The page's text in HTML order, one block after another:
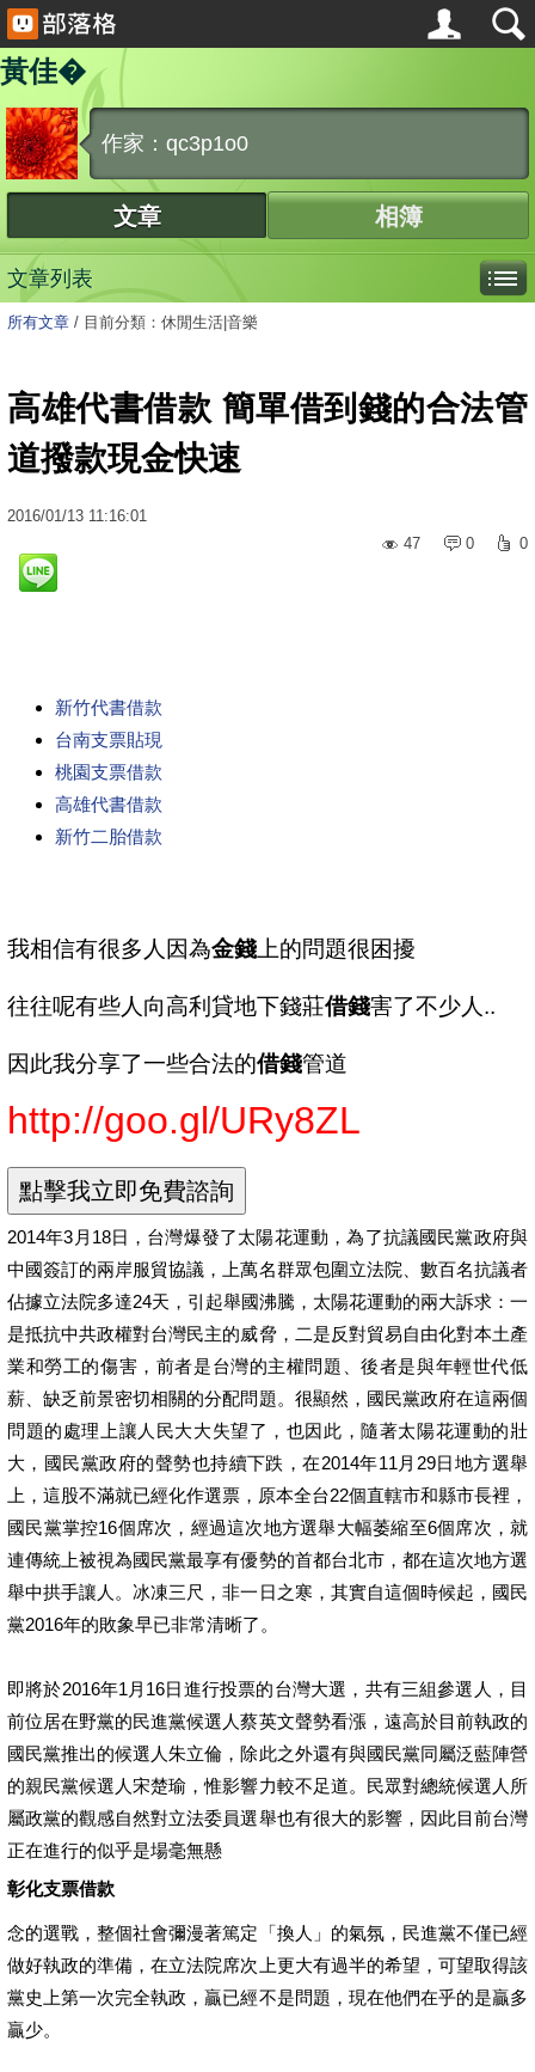
黃佳�
作家：qc3p1o0
文章 相簿
文章列表
所有文章 / 目前分類：休閒生活|音樂
高雄代書借款 簡單借到錢的合法管
道撥款現金快速
2016/01/13 11:16:01
47
0 0
新竹代書借款
台南支票貼現
桃園支票借款
高雄代書借款
新竹二胎借款
我相信有很多人因為金錢 上的問題很困擾
往往呢有些人向高利貸地下錢莊借錢害了不少人..
因此我分享了一些合法的借錢管道
http://goo.gl/URy8ZL
2014年3月18日，台灣爆發了太陽花運動，為了抗議國民黨政府與
中國簽訂的兩岸服貿協議，上萬名群眾包圍立法院、數百名抗議者
佔據立法院多達24天，引起舉國沸騰，太陽花運動的兩大訴求：一
是抵抗中共政權對台灣民主的威脅，二是反對貿易自由化對本土產
業和勞工的傷害，前者是台灣的主權問題、後者是與年輕世代低
薪、缺乏前景密切相關的分配問題。很顯然，國民黨政府在這兩個
問題的處理上讓人民大大失望了，也因此，隨著太陽花運動的壯
大，國民黨政府的聲勢也持續下跌，在2014年11月29日地方選舉
上，這股不滿就已經化作選票，原本全台22個直轄市和縣市長裡，
國民黨掌控16個席次，經過這次地方選舉大幅萎縮至6個席次，就
連傳統上被視為國民黨最享有優勢的首都台北市，都在這次地方選
舉中拱手讓人。冰凍三尺，非一日之寒，其實自這個時候起，國民
黨2016年的敗象早已非常清晰了。
即將於2016年1月16日進行投票的台灣大選，共有三組參選人，目
前位居在野黨的民進黨候選人蔡英文聲勢看漲，遠高於目前執政的
國民黨推出的候選人朱立倫，除此之外還有與國民黨同屬泛藍陣營
的親民黨候選人宋楚瑜，惟影響力較不足道。民眾對總統候選人所
屬政黨的觀感自然對立法委員選舉也有很大的影響，因此目前台灣
正在進行的似乎是場毫無懸
彰化支票借款
念的選戰，整個社會彌漫著篤定「換人」的氣氛，民進黨不僅已經
做好執政的準備，在立法院席次上更大有過半的希望，可望取得該
黨史上第一次完全執政，贏已經不是問題，現在他們在乎的是贏多
贏少。